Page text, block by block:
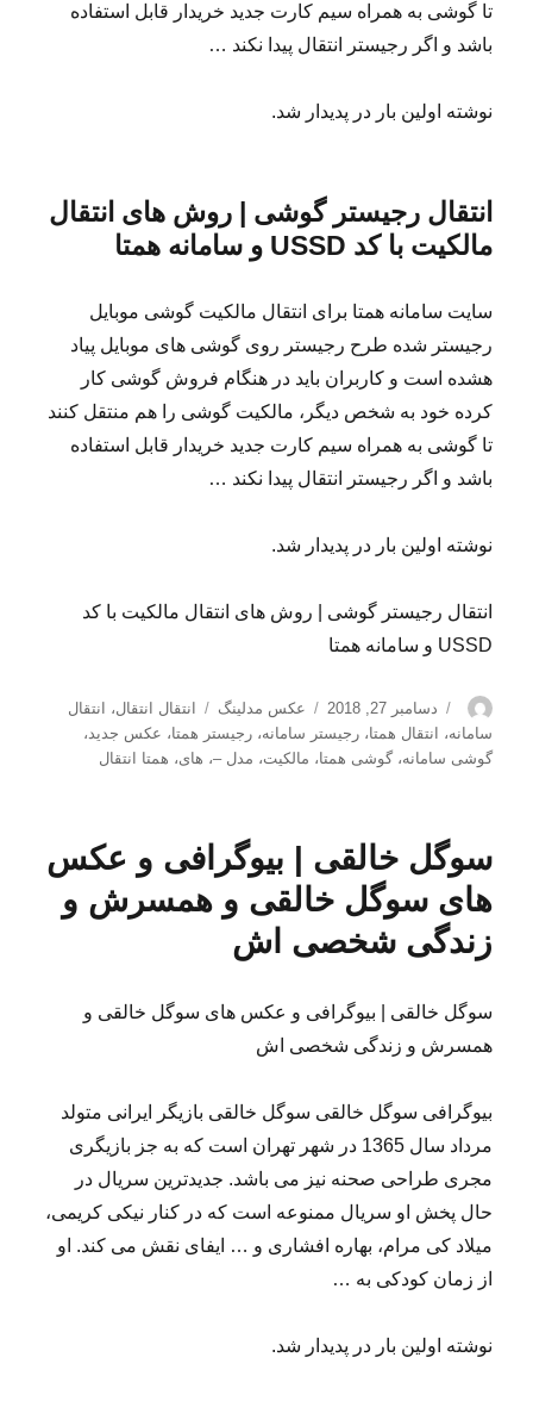
تا گوشی به همراه سیم کارت جدید خریدار قابل استفاده
باشد و اگر رجیستر انتقال پیدا نکند …
نوشته اولین بار در پدیدار شد.
انتقال رجیستر گوشی | روش های انتقال
مالکیت با کد USSD و سامانه همتا
سایت سامانه همتا برای انتقال مالکیت گوشی موبایل
رجیستر شده طرح رجیستر روی گوشی های موبایل پیاد
هشده است و کاربران باید در هنگام فروش گوشی کار
کرده خود به شخص دیگر، مالکیت گوشی را هم منتقل کنند
تا گوشی به همراه سیم کارت جدید خریدار قابل استفاده
باشد و اگر رجیستر انتقال پیدا نکند …
نوشته اولین بار در پدیدار شد.
انتقال رجیستر گوشی | روش های انتقال مالکیت با کد
USSD و سامانه همتا
نویسنده
ارسال
شده
در
دسامبر 27, 2018 دسته‌ها
عکس مدلینگ برچسب‌ها
انتقال انتقال،
انتقال
سامانه، انتقال همتا،رجیستر سامانه،رجیستر همتا، عکس جدید،
گوشی سامانه،گوشی همتا، مالکیت، مدل –، های، همتا انتقال
سوگل خالقی | بیوگرافی و عکس
های سوگل خالقی و همسرش و
زندگی شخصی اش
سوگل خالقی | بیوگرافی و عکس های سوگل خالقی و
همسرش و زندگی شخصی اش
بیوگرافی سوگل خالقی سوگل خالقی بازیگر ایرانی متولد
مرداد سال 1365 در شهر تهران است که به جز بازیگری
مجری طراحی صحنه نیز می باشد. جدیدترین سریال در
حال پخش او سریال ممنوعه است که در کنار نیکی کریمی،
میلاد کی مرام، بهاره افشاری و … ایفای نقش می کند. او
از زمان کودکی به …
نوشته اولین بار در پدیدار شد.